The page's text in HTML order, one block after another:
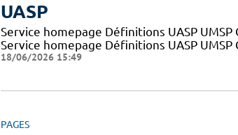
UASP
Service homepage Définitions UASP
Service homepage Définitions UASP UMSP
18/06/2026 15:49
PAGES